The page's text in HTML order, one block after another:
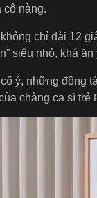
cô nàng.
chỉ dài 12
siêu nhỏ, khá ăn
ý, những động
chàng ca sĩ